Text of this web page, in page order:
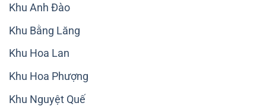
Khu Anh Đào
Khu Bằng Lăng
Khu Hoa Lan
Khu Hoa Phượng
Khu Nguyệt Quế